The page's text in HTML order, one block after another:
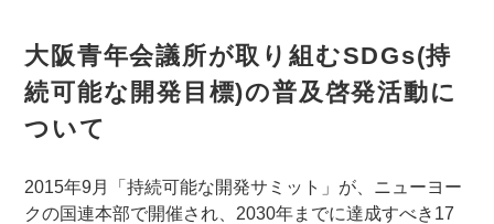
大阪青年会議所が取り組むSDGs(持
続可能な開発目標)の普及啓発活動に
ついて
2015年9月「持続可能な開発サミット」が、ニューヨー
クの国連本部で開催され、2030年までに達成すべき17